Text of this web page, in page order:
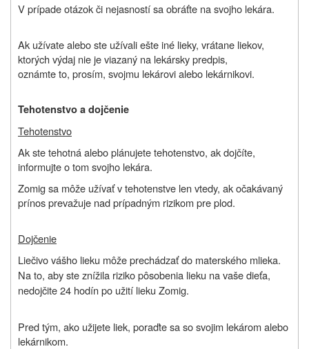
V prípade otázok či nejasností sa obráťte na svojho lekára.
Ak užívate alebo ste užívali ešte iné lieky, vrátane liekov,
ktorých výdaj nie je viazaný na lekársky predpis,
oznámte to, prosím, svojmu lekárovi alebo lekárnikovi.
Tehotenstvo a dojčenie
Tehotenstvo
Ak ste tehotná alebo plánujete tehotenstvo, ak dojčíte,
informujte o tom svojho lekára.
Zomig sa môže užívať v tehotenstve len vtedy, ak očakávaný
prínos prevažuje nad prípadným rizikom pre plod.
Dojčenie
Liečivo vášho lieku môže prechádzať do materského mlieka.
Na to, aby ste znížila riziko pôsobenia lieku na vaše dieťa,
nedojčite 24 hodín po užití lieku Zomig.
Pred tým, ako užijete liek, poraďte sa so svojim lekárom alebo
lekárnikom.